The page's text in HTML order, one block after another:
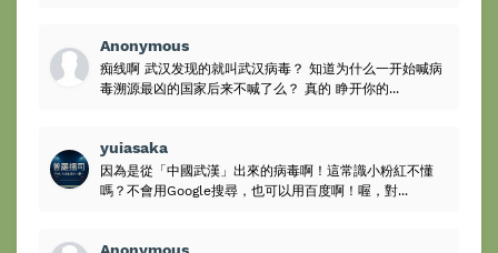
Anonymous
痴线啊 武汉发现的就叫武汉病毒？ 知道为什么一开始喊病
毒溯源最凶的国家后来不喊了么？ 真的 睁开你的...
yuiasaka
因為是從「中國武漢」出來的病毒啊！這常識小粉紅不懂
嗎？不會用Google搜尋，也可以用百度啊！喔，對...